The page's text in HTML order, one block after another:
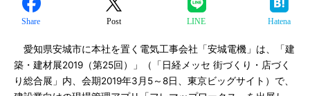
Share Post LINE Hatena
愛知県安城市に本社を置く電気工事会社「安城電機」は、「建
築・建材展2019（第25回）」（「日経メッセ 街づくり・店づく
り総合展」内、会期2019年3月5～8日、東京ビッグサイト）で、